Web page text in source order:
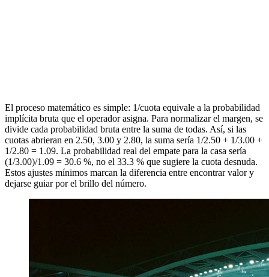
El proceso matemático es simple: 1/cuota equivale a la probabilidad
implícita bruta que el operador asigna. Para normalizar el margen, se
divide cada probabilidad bruta entre la suma de todas. Así, si las
cuotas abrieran en 2.50, 3.00 y 2.80, la suma sería 1/2.50 + 1/3.00 +
1/2.80 = 1.09. La probabilidad real del empate para la casa sería
(1/3.00)/1.09 = 30.6 %, no el 33.3 % que sugiere la cuota desnuda.
Estos ajustes mínimos marcan la diferencia entre encontrar valor y
dejarse guiar por el brillo del número.